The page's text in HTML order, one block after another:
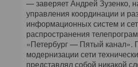
— заверяет Андрей Зузенко,
управления координации и
информационных систем и
распространения
«Петербург — Пятый канал».
модернизации сети
представлял собой никакой